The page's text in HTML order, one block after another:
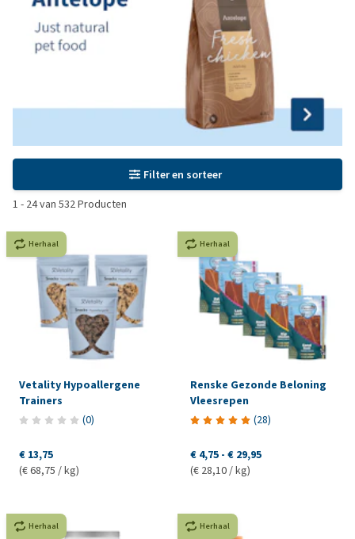
Filter en sorteer
1 - 24van 532Producten
Herhaal
Vetality Hypoallergene
Trainers
(0)
€ 13,75
(€ 68,75 / kg)
Herhaal
Renske Gezonde Beloning
Vleesrepen
(28)
€ 4,75 - € 29,95
(€ 28,10 / kg)
Herhaal Herhaal